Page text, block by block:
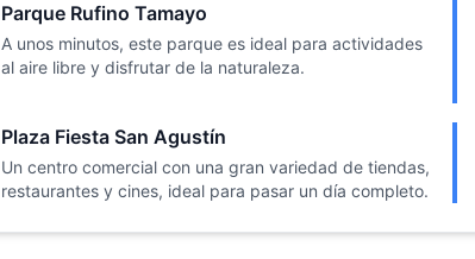
Parque Rufino Tamayo
A unos minutos, este parque es ideal para actividades
al aire libre y disfrutar de la naturaleza.
Plaza Fiesta San Agustín
Un centro comercial con una gran variedad de tiendas,
restaurantes y cines, ideal para pasar un día completo.